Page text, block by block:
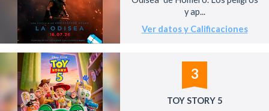
y ap...
Ver datos y Calificaciones
3
TOY STORY 5